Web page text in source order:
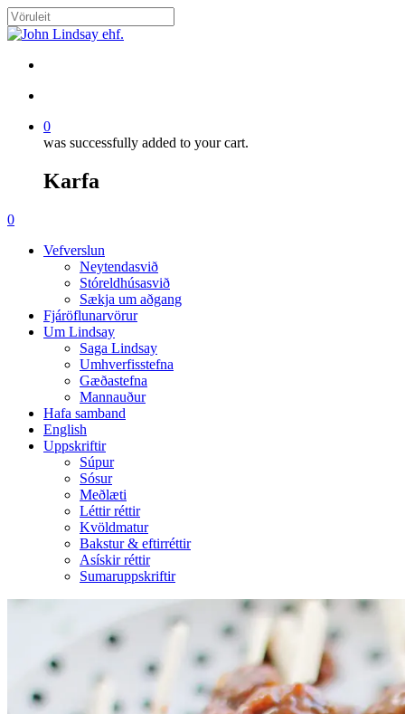
Skip
to
content
Close
0
was successfully added to your cart.
Karfa
Menu
search
account
0
Vefverslun
Neytendasvið
Stóreldhúsasvið
Sækja um aðgang
Fjáröflunarvörur
Um Lindsay
Saga Lindsay
Umhverfisstefna
Gæðastefna
Mannauður
Hafa samband
English
Uppskriftir
Súpur
Sósur
Meðlæti
Léttir réttir
Kvöldmatur
Bakstur & eftirréttir
Asískir réttir
Sumaruppskriftir